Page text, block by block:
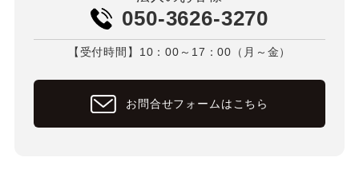
050-3626-3270
【受付時間】10：00～17：00（月～金）
お問合せフォームはこちら